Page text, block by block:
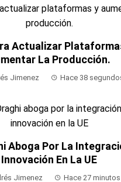
Actualizar
La Producción.
Jimenez Hace 38
Aboga Por La
Innovación En La UE
Jimenez Hace 27 minutos